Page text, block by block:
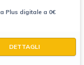
Plus digitale a 0€
DETTAGLI